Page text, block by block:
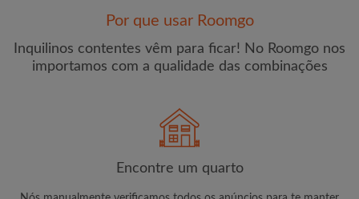
Por que usar Roomgo
Inquilinos contentes vêm para ficar! No Roomgo nos
importamos com a qualidade das combinações
Encontre um quarto